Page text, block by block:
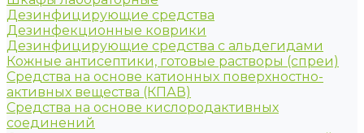
Дезинфицирующие средства
Дезинфекционные коврики
Дезинфицирующие средства с альдегидами
Кожные антисептики, готовые растворы (спреи)
Средства на основе катионных поверхностно-
активных вещества (КПАВ)
Средства на основе кислородактивных
соединений